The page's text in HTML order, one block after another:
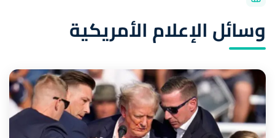
وسائل الإعلام الأمريكية